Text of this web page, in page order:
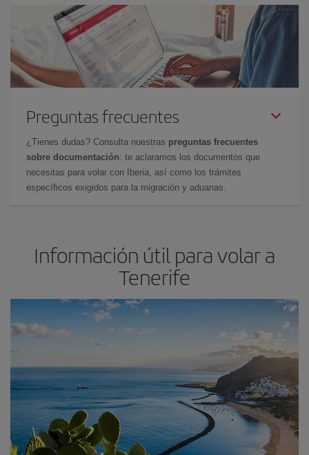
Preguntas frecuentes
¿Tienes dudas? Consulta nuestras preguntas frecuentes
sobre documentación: te aclaramos los documentos que
necesitas para volar con Iberia, así como los trámites
específicos exigidos para la migración y aduanas.
Información útil para volar a
Tenerife